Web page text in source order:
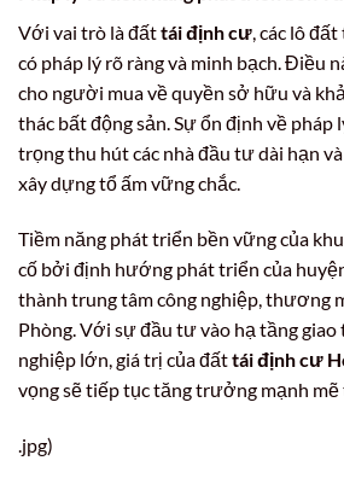
Với vai trò là đấttái định cư, các lô
có pháp lý rõ ràng và minh bạch. Điều
cho người mua về quyền sở hữu và
thác bất động sản. Sự ổn định về pháp
trọng thu hút các nhà đầu tư dài hạn
xây dựng tổ ấm vững chắc.
Tiềm năng phát triển bền vững của
cố bởi định hướng phát triển của
thành trung tâm công nghiệp, thương
Phòng. Với sự đầu tư vào hạ tầng giao
nghiệp lớn, giá trị của đấttái định cư
vọng sẽ tiếp tục tăng trưởng mạnh
.jpg)